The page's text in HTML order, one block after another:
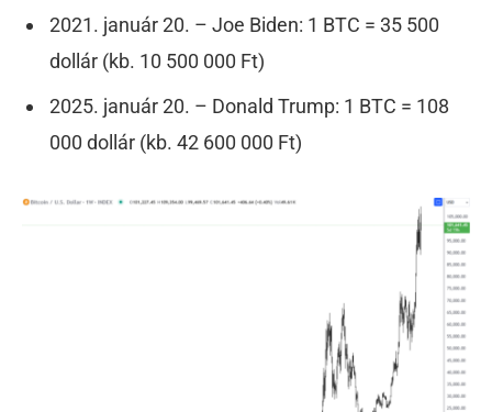
2021. január 20. – Joe Biden: 1 BTC = 35 500
dollár (kb. 10 500 000 Ft)
2025. január 20. – Donald Trump: 1 BTC = 108
000 dollár (kb. 42 600 000 Ft)